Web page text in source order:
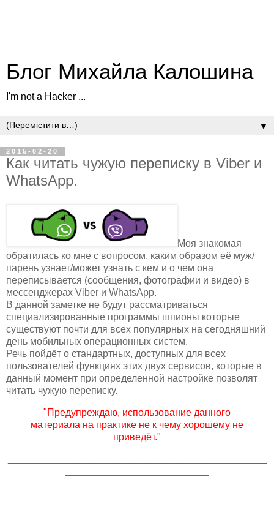
Блог Михайла Калошина
I'm not a Hacker ...
▼
2015-02-20
Как читать чужую переписку в Viber и
WhatsApp.
Моя знакомая
обратилась ко мне с вопросом, каким образом её муж/
парень узнает/может узнать с кем и о чем она
переписывается (сообщения, фотографии и видео) в
мессенджерах Viber и WhatsApp.
В данной заметке не будут рассматриваться
специализированные программы шпионы которые
существуют почти для всех популярных на сегодняшний
день мобильных операционных систем.
Речь пойдёт о стандартных, доступных для всех
пользователей функциях этих двух сервисов, которые в
данный момент при определенной настройке позволят
читать чужую переписку.
"Предупреждаю, использование данного
материала на практике не к чему хорошему не
приведёт."